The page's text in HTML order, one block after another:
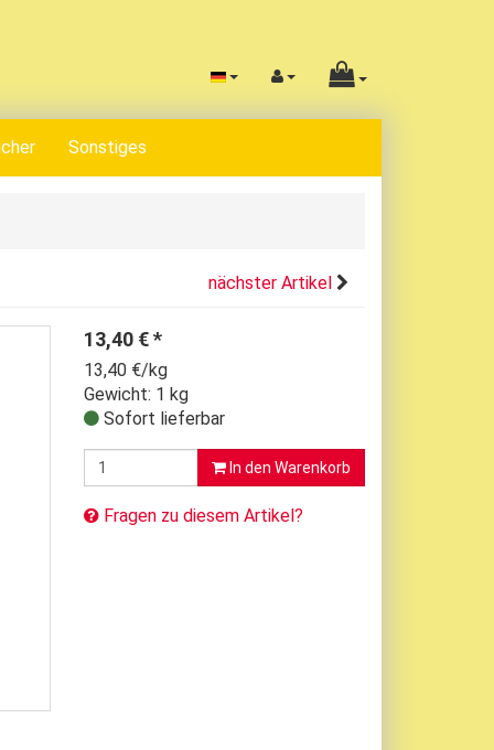
Sonstiges
nächster Artikel
13,40 €*
13,40 €/kg
Gewicht: 1 kg
Sofort lieferbar
In den Warenkorb
Fragen zu diesem Artikel?